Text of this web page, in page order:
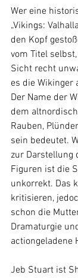
Wer eine
„Vikings:
den Kopf
vom Titel
Sicht recht
es die Wikinger
Der Name der
dem
Rauben,
sein bedeutet.
zur Darstellung
Figuren ist die
unkorrekt. Das
kritisieren,
schon die
Dramaturgie
actiongeladene
Jeb Stuart ist